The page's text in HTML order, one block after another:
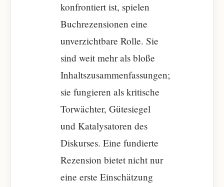
konfrontiert ist, spielen
Buchrezensionen eine
unverzichtbare Rolle. Sie
sind weit mehr als bloße
Inhaltszusammenfassungen;
sie fungieren als kritische
Torwächter, Gütesiegel
und Katalysatoren des
Diskurses. Eine fundierte
Rezension bietet nicht nur
eine erste Einschätzung